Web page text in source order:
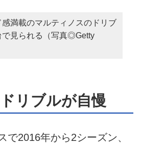
感満載のマルティノスのドリブ
で見られる（写真◎Getty
リブルが自慢
2016年から2シーズン、